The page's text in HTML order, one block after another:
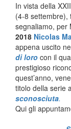
In vista della
(4-8 settembre),
segnaliamo, per
2018 Nicolas
appena uscito
di loro con il
prestigioso
quest’anno,
titolo della serie
sconosciuta.
Qui gli